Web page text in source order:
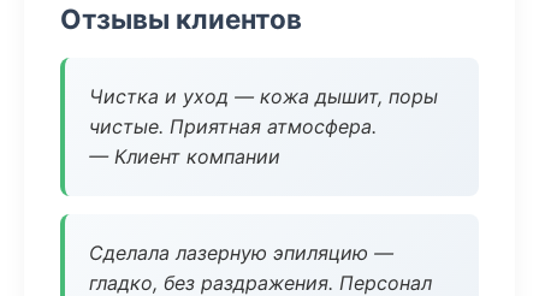
Отзывы клиентов
Чистка и уход — кожа дышит, поры
чистые. Приятная атмосфера.
— Клиент компании
Сделала лазерную эпиляцию —
гладко, без раздражения. Персонал